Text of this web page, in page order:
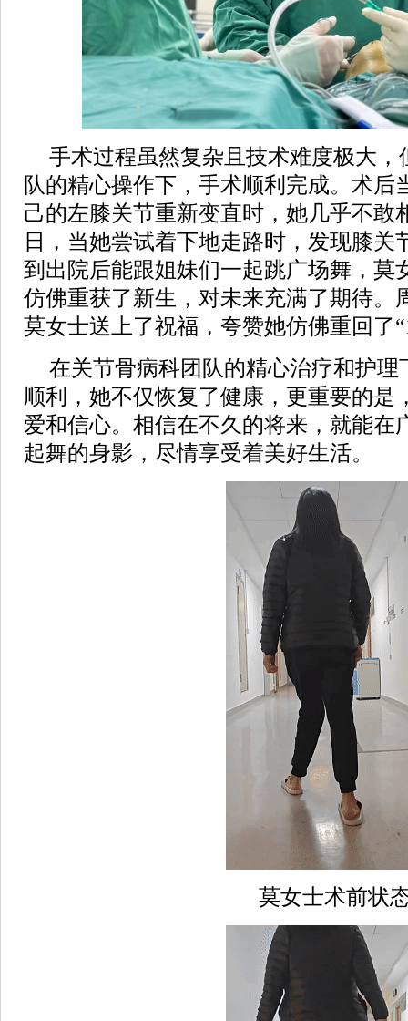
手术过程虽然复杂且技术难度极大
队的精心操作下，手术顺利完成。术后
己的左膝关节重新变直时，她几乎不敢
日，当她尝试着下地走路时，发现膝关
到出院后能跟姐妹们一起跳广场舞，莫
仿佛重获了新生，对未来充满了期待。
莫女士送上了祝福，夸赞她仿佛重回了
在关节骨病科团队的精心治疗和护
顺利，她不仅恢复了健康，更重要的是
爱和信心。相信在不久的将来，就能在
起舞的身影，尽情享受着美好生活。
莫女士术前状